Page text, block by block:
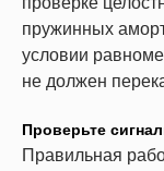
пружинных
условии
не должен
Проверьте
Правильная